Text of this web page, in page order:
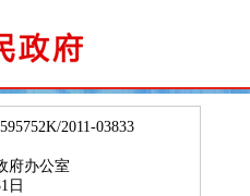
2011-03833
府办公室
日